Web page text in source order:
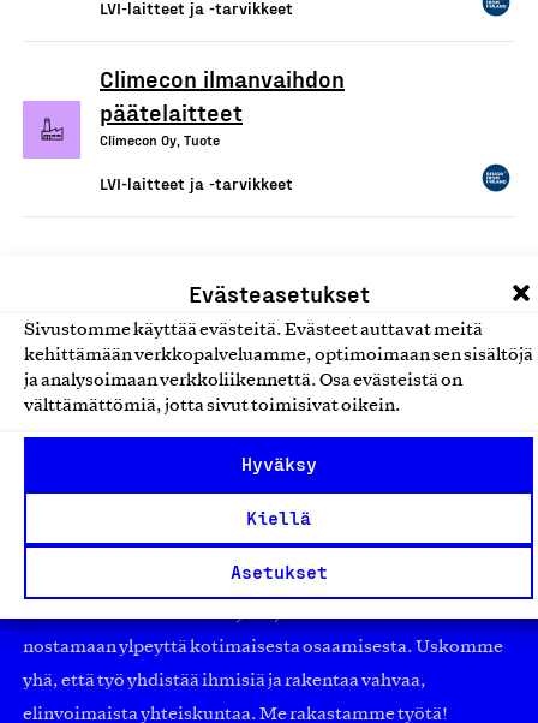
Evästeasetukset
Sivustomme käyttää evästeitä. Evästeet auttavat meitä
kehittämään verkkopalveluamme, optimoimaan sen sisältöjä
ja analysoimaan verkkoliikennettä. Osa evästeistä on
välttämättömiä, jotta sivut toimisivat oikein.
Hyväksy
Kiellä
Asetukset
LVI-laitteet ja -tarvikkeet
Climecon ilmanvaihdon
päätelaitteet
Climecon Oy, Tuote
LVI-laitteet ja -tarvikkeet
työmarkkinajärjestöistä riippumaton yhdistys.
Jäseninämme on koko suomalaisen yhteiskunnan kirjo
pienistä pajoista ja yhteisöistä kansainvälisiin
suuryrityksiin. Meidät on perustettu yli 100 vuotta sitten
nostamaan ylpeyttä kotimaisesta osaamisesta. Uskomme
yhä, että työ yhdistää ihmisiä ja rakentaa vahvaa,
elinvoimaista yhteiskuntaa. Me rakastamme työtä!